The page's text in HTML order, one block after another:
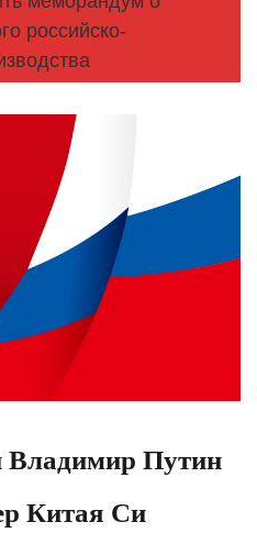
российско-
Владимир Путин
Китая Си